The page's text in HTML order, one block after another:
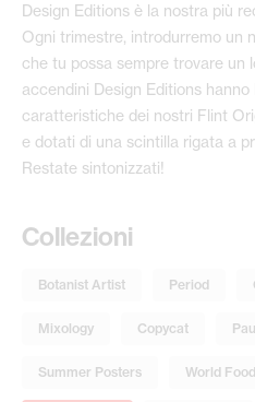
Design Editions è la nostra più
Ogni trimestre, introdurremo un
che tu possa sempre trovare un
accendini Design Editions hanno
caratteristiche dei nostri Flint
e dotati di una scintilla rigata a
Restate sintonizzati!
Collezioni
Botanist Artist Period
Mixology Copycat
Summer Posters World